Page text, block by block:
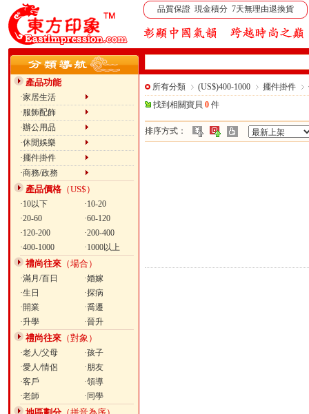
品質保證 現金積分 7天無理由退換貨
產品功能
·家居生活
·服飾配飾
·辦公用品
·休閒娛樂
·擺件掛件
·商務/政務
產品價格 （US$）
·10以下
·10-20
·20-60
·60-120
·120-200
·200-400
·400-1000
·1000以上
禮尚往來 （場合）
·滿月/百日
·婚嫁
·生日
·探病
·開業
·喬遷
·升學
·晉升
禮尚往來 （對象）
·老人/父母
·孩子
·愛人/情侶
·朋友
·客戶
·領導
·老師
·同學
所有分類 (US$)400-1000 擺件掛件
找到相關寶貝 0 件
排序方式：